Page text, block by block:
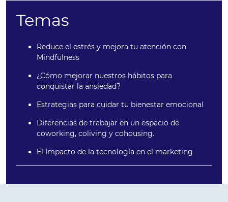
Temas
Reduce el estrés y mejora tu atención con
Mindfulness
¿Cómo mejorar nuestros hábitos para
conquistar la ansiedad?
Estrategias para cuidar tu bienestar emocional
Diferencias de trabajar en un espacio de
coworking, coliving y cohousing.
El Impacto de la tecnología en el marketing